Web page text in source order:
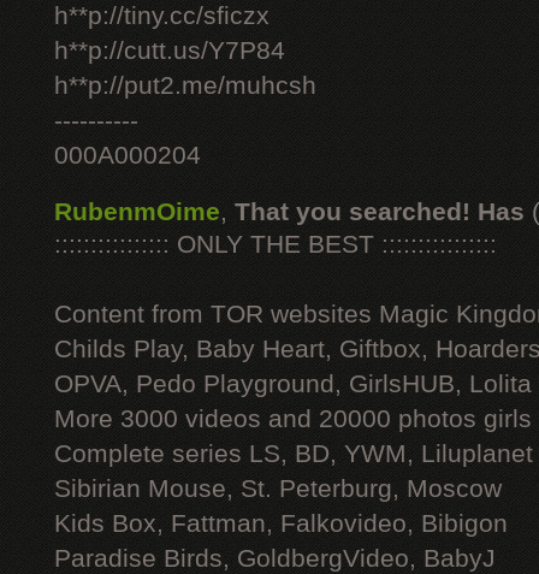
h**p://tiny.cc/sficzx
h**p://cutt.us/Y7P84
h**p://put2.me/muhcsh
----------
000A000204
RubenmOime, That you searched! Has
:::::::::::::::: ONLY THE BEST ::::::::::::::::
Content from TOR websites Magic
Childs Play, Baby Heart, Giftbox,
OPVA, Pedo Playground, GirlsHUB, Lolita
More 3000 videos and 20000 photos
Complete series LS, BD, YWM, Liluplanet
Sibirian Mouse, St. Peterburg, Moscow
Kids Box, Fattman, Falkovideo, Bibigon
Paradise Birds, GoldbergVideo, BabyJ